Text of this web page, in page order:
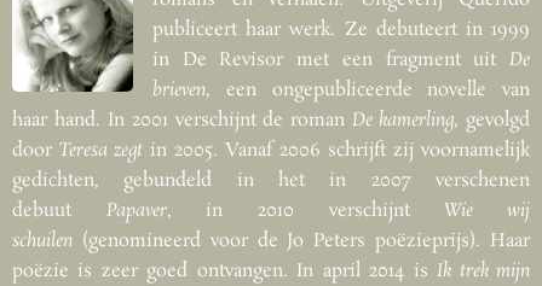
publiceert haar werk. Ze debuteert in 1999
in De Revisor met een fragment uit De
brieven, een ongepubliceerde novelle van
haar hand. In 2001 verschijnt de romanDe kamerling, gevolgd
door Teresa zegt in 2005. Vanaf 2006 schrijft zij voornamelijk
gedichten, gebundeld in het in 2007 verschenen
debuut Papaver, in 2010 verschijntWie wij
schuilen (genomineerd voor de Jo Peters poëzieprijs). Haar
poëzie is zeer goed ontvangen. In april 2014 isIk trek mijn